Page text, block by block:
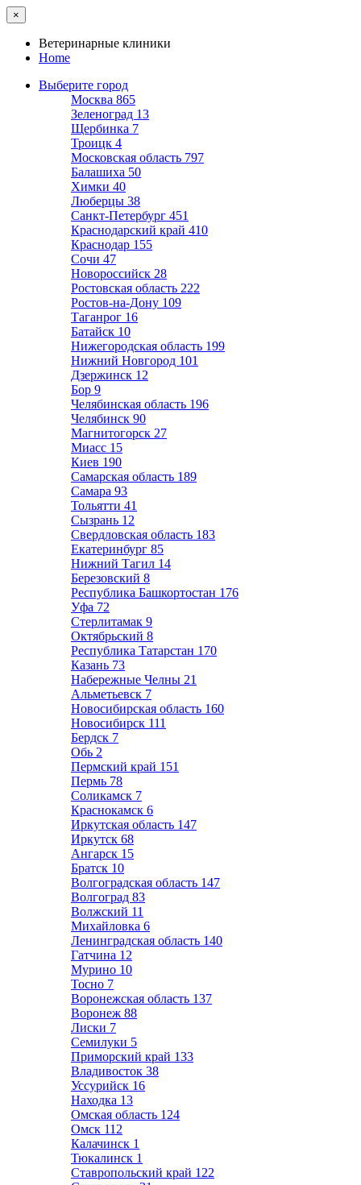
×
Ветеринарные клиники
Home
Выберите город
Москва 865
Зеленоград 13
Щербинка 7
Троицк 4
Московская область 797
Балашиха 50
Химки 40
Люберцы 38
Санкт-Петербург 451
Краснодарский край 410
Краснодар 155
Сочи 47
Новороссийск 28
Ростовская область 222
Ростов-на-Дону 109
Таганрог 16
Батайск 10
Нижегородская область 199
Нижний Новгород 101
Дзержинск 12
Бор 9
Челябинская область 196
Челябинск 90
Магнитогорск 27
Миасс 15
Киев 190
Самарская область 189
Самара 93
Тольятти 41
Сызрань 12
Свердловская область 183
Екатеринбург 85
Нижний Тагил 14
Березовский 8
Республика Башкортостан 176
Уфа 72
Стерлитамак 9
Октябрьский 8
Республика Татарстан 170
Казань 73
Набережные Челны 21
Альметьевск 7
Новосибирская область 160
Новосибирск 111
Бердск 7
Обь 2
Пермский край 151
Пермь 78
Соликамск 7
Краснокамск 6
Иркутская область 147
Иркутск 68
Ангарск 15
Братск 10
Волгоградская область 147
Волгоград 83
Волжский 11
Михайловка 6
Ленинградская область 140
Гатчина 12
Мурино 10
Тосно 7
Воронежская область 137
Воронеж 88
Лиски 7
Семилуки 5
Приморский край 133
Владивосток 38
Уссурийск 16
Находка 13
Омская область 124
Омск 112
Калачинск 1
Тюкалинск 1
Ставропольский край 122